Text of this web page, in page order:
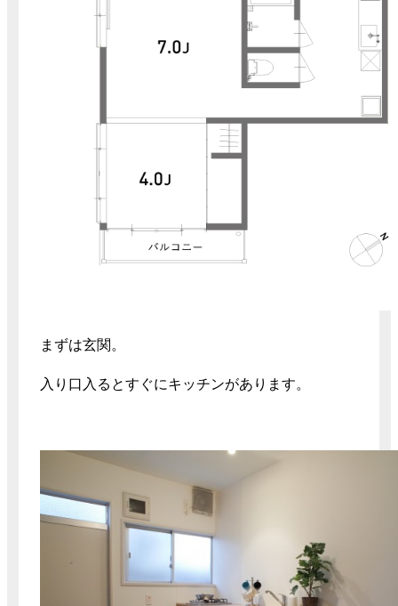
まずは玄関。
入り口入るとすぐにキッチンがあります。